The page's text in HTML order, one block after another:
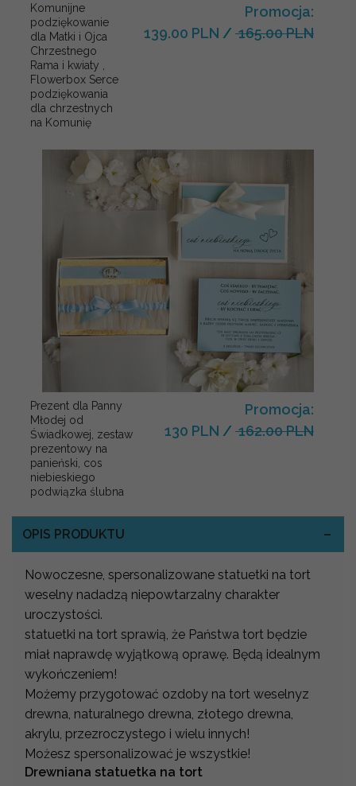
Komunijne
podziękowanie
dla Matki i Ojca
Chrzestnego
Rama i kwiaty ,
Flowerbox Serce
podziękowania
dla chrzestnych
na Komunię
Promocja:
139.00 PLN / 165.00 PLN
Prezent dla Panny
Młodej od
Świadkowej, zestaw
prezentowy na
panieński, cos
niebieskiego
podwiązka ślubna
Promocja:
130 PLN / 162.00 PLN
OPIS PRODUKTU
Nowoczesne, spersonalizowane statuetki na tort
weselny nadadzą niepowtarzalny charakter
uroczystości.
statuetki na tort sprawią, że Państwa tort będzie
miał naprawdę wyjątkową oprawę. Będą idealnym
wykończeniem!
Możemy przygotować ozdoby na tort weselnyz
drewna, naturalnego drewna, złotego drewna,
akrylu, przezroczystego i wielu innych!
Możesz spersonalizować je wszystkie!
Drewniana statuetka na tort